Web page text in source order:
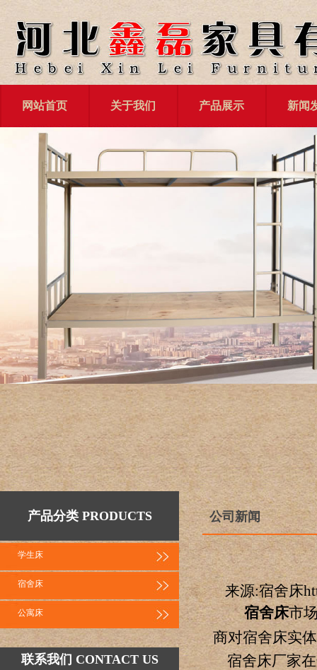
网站首页 关于我们 产品展示 新闻
产品分类 PRODUCTS
学生床
宿舍床
公寓床
联系我们 CONTACT US
公司新闻
来源:宿舍床
宿舍床市
商对宿舍床实
宿舍床厂家在